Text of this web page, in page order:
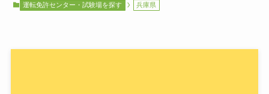
運転免許センター・試験場を探す 兵庫県